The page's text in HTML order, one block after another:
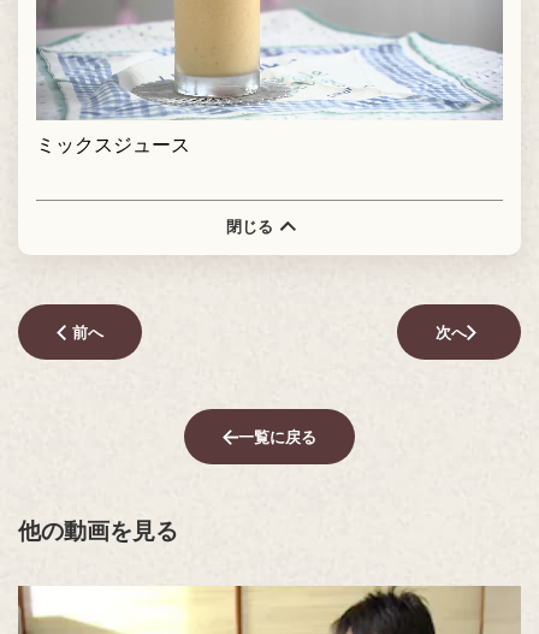
ミックスジュース
閉じる
前へ 次へ
一覧に戻る
他の動画を見る